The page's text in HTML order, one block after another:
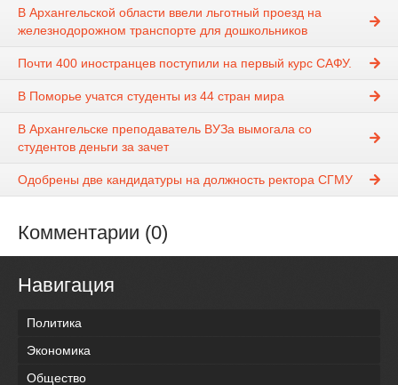
В Архангельской области ввели льготный проезд на
железнодорожном транспорте для дошкольников
Почти 400 иностранцев поступили на первый курс САФУ.
В Поморье учатся студенты из 44 стран мира
В Архангельске преподаватель ВУЗа вымогала со
студентов деньги за зачет
Одобрены две кандидатуры на должность ректора СГМУ
Комментарии (0)
Навигация
Политика
Экономика
Общество